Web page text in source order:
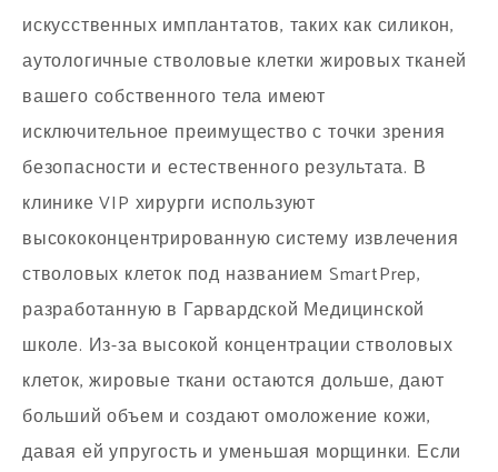
искусственных имплантатов, таких как силикон,
аутологичные стволовые клетки жировых тканей
вашего собственного тела имеют
исключительное преимущество с точки зрения
безопасности и естественного результата. В
клинике VIP хирурги используют
высококонцентрированную систему извлечения
стволовых клеток под названием SmartPrep,
разработанную в Гарвардской Медицинской
школе. Из-за высокой концентрации стволовых
клеток, жировые ткани остаются дольше, дают
больший объем и создают омоложение кожи,
давая ей упругость и уменьшая морщинки. Если